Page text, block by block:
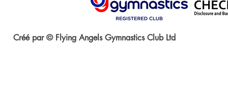
Créé par © Flying Angels Gymnastics Club Ltd